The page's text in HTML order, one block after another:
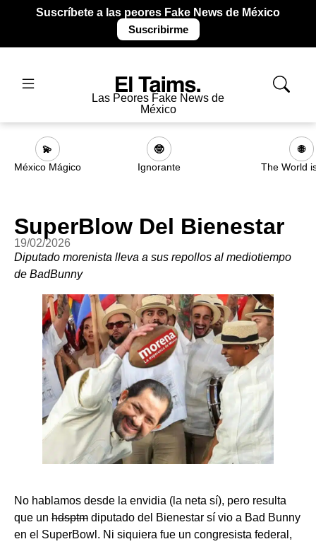
Suscríbete a las peores Fake News de México
Suscribirme
Las Peores Fake News de
México
💫
México Mágico
🤓
Ignorante
🌐
The World
SuperBlow Del Bienestar
19/02/2026
Diputado morenista lleva a sus repollos al mediotiempo
de BadBunny
No hablamos desde la envidia (la neta sí), pero resulta
que un hdsptm diputado del Bienestar sí vio a Bad Bunny
en el SuperBowl. Ni siquiera fue un congresista federal,